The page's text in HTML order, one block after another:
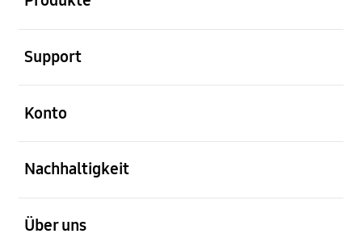
Support
Konto
Nachhaltigkeit
Über uns